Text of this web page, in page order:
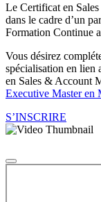
Le Certificat en
dans le cadre d’un
Formation Continue
Vous désirez
spécialisation en lien
en Sales & Account
Executive Master en
S’INSCRIRE